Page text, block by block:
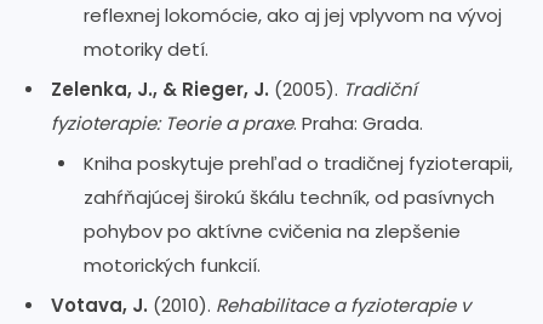
reflexnej lokomócie, ako aj jej vplyvom na vývoj
motoriky detí.
Zelenka, J., & Rieger, J. (2005). Tradiční
fyzioterapie: Teorie a praxe. Praha: Grada.
Kniha poskytuje prehľad o tradičnej fyzioterapii,
zahŕňajúcej širokú škálu techník, od pasívnych
pohybov po aktívne cvičenia na zlepšenie
motorických funkcií.
Votava, J. (2010). Rehabilitace a fyzioterapie v